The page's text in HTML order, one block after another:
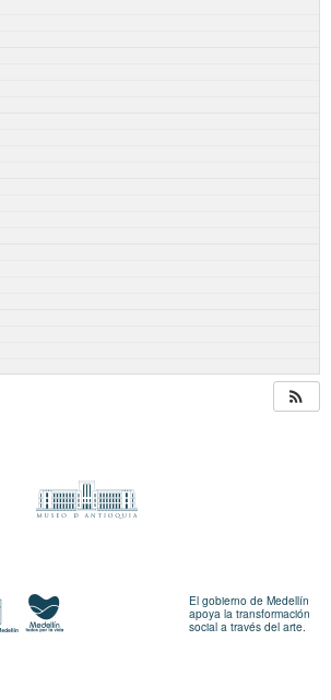
El gobierno de Medellín
apoya la transformación
social a través del arte.